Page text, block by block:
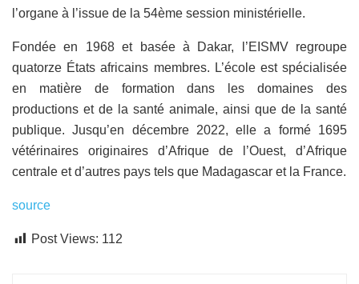
l’organe à l’issue de la 54ème session ministérielle.
Fondée en 1968 et basée à Dakar, l’EISMV regroupe
quatorze États africains membres. L’école est spécialisée
en matière de formation dans les domaines des
productions et de la santé animale, ainsi que de la santé
publique. Jusqu’en décembre 2022, elle a formé 1695
vétérinaires originaires d’Afrique de l’Ouest, d’Afrique
centrale et d’autres pays tels que Madagascar et la France.
source
Post Views: 112